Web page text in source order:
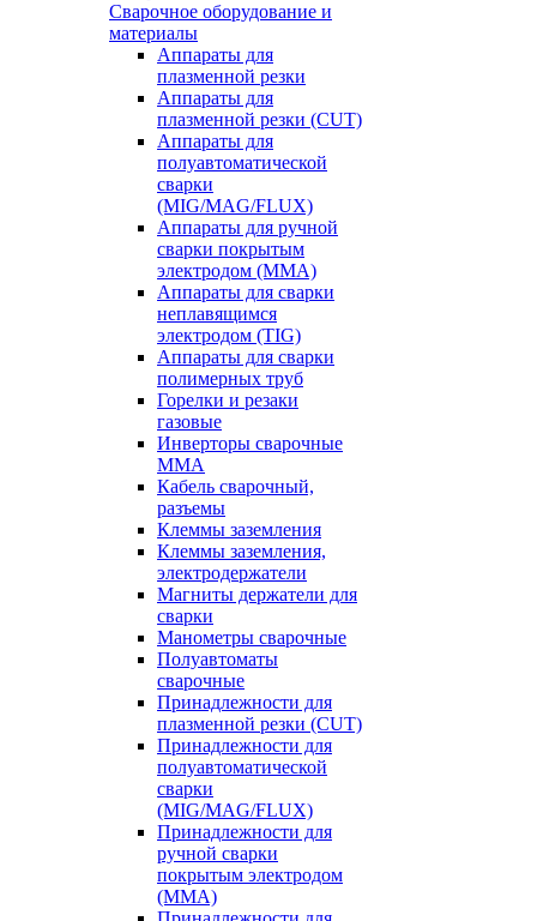
Сварочное оборудование и
материалы
Аппараты для
плазменной резки
Аппараты для
плазменной резки (CUT)
Аппараты для
полуавтоматической
сварки
(MIG/MAG/FLUX)
Аппараты для ручной
сварки покрытым
электродом (MMA)
Аппараты для сварки
неплавящимся
электродом (TIG)
Аппараты для сварки
полимерных труб
Горелки и резаки
газовые
Инверторы сварочные
ММА
Кабель сварочный,
разъемы
Клеммы заземления
Клеммы заземления,
электродержатели
Магниты держатели для
сварки
Манометры сварочные
Полуавтоматы
сварочные
Принадлежности для
плазменной резки (CUT)
Принадлежности для
полуавтоматической
сварки
(MIG/MAG/FLUX)
Принадлежности для
ручной сварки
покрытым электродом
(MMA)